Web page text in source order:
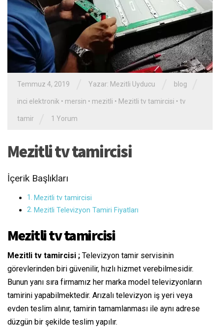
Temmuz 4, 2019 Yazar: Mezitli Uyducu blog
inci elektronik • mersin • mezitli • Mezitli tv tamircisi • tv
tamir 1 Yorum
Mezitli tv tamircisi
İçerik Başlıkları
Mezitli tv tamircisi
Mezitli Televizyon Tamiri Fiyatları
Mezitli tv tamircisi
Mezitli tv tamircisi ; Televizyon tamir servisinin
görevlerinden biri güvenilir, hızlı hizmet verebilmesidir.
Bunun yanı sıra firmamız her marka model televizyonların
tamirini yapabilmektedir. Arızalı televizyon iş yeri veya
evden teslim alınır, tamirin tamamlanması ile aynı adrese
düzgün bir şekilde teslim yapılır.